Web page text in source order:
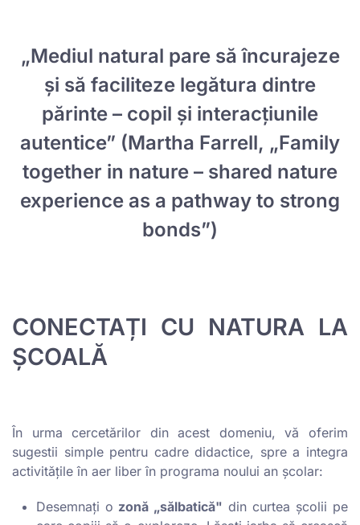
„Mediul natural pare să încurajeze
și să faciliteze legătura dintre
părinte – copil și interacțiunile
autentice” (Martha Farrell, „Family
together in nature – shared nature
experience as a pathway to strong
bonds”)
CONECTAȚI CU NATURA LA
ȘCOALĂ
În urma cercetărilor din acest domeniu, vă oferim
sugestii simple pentru cadre didactice, spre a integra
activitățile în aer liber în programa noului an școlar:
Desemnați o zonă „sălbatică" din curtea școlii pe